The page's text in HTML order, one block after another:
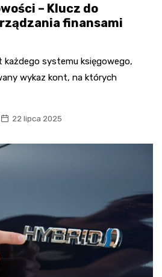
– Klucz do
finansami
systemu księgowego,
wykaz kont, na których
22 lipca 2025